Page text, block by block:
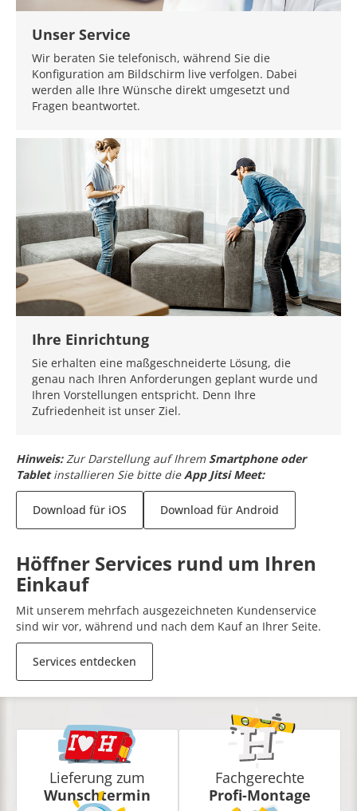
Unser Service
Wir beraten Sie telefonisch, während Sie die
Konfiguration am Bildschirm live verfolgen. Dabei
werden alle Ihre Wünsche direkt umgesetzt und
Fragen beantwortet.
Ihre Einrichtung
Sie erhalten eine maßgeschneiderte Lösung, die
genau nach Ihren Anforderungen geplant wurde und
Ihren Vorstellungen entspricht. Denn Ihre
Zufriedenheit ist unser Ziel.
Hinweis: Zur Darstellung auf Ihrem Smartphone oder
Tabletinstallieren Sie bitte dieApp Jitsi Meet:
Download für iOS Download für Android
Höffner Services rund um Ihren
Einkauf
Mit unserem mehrfach ausgezeichneten Kundenservice
sind wir vor, während und nach dem Kauf an Ihrer Seite.
Services entdecken
Lieferung zum
Wunschtermin
Fachgerechte
Profi-Montage